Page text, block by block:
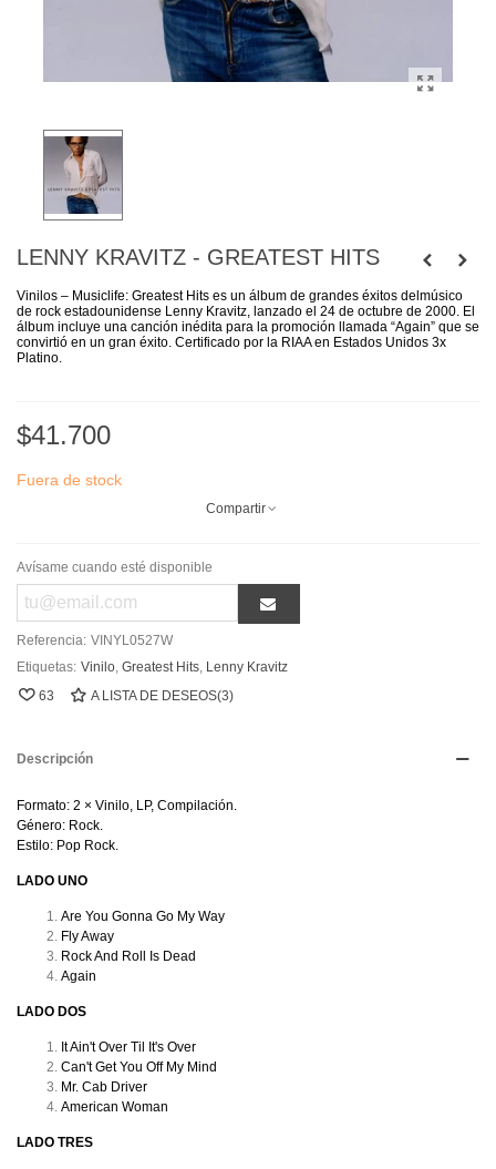
LENNY KRAVITZ - GREATEST HITS
Vinilos – Musiclife: Greatest Hits es un álbum de grandes éxitos delmúsico
de rock estadounidense Lenny Kravitz, lanzado el 24 de octubre de 2000. El
álbum incluye una canción inédita para la promoción llamada “Again” que se
convirtió en un gran éxito. Certificado por la RIAA en Estados Unidos 3x
Platino.
$41.700
Fuera de stock
Compartir
Avísame cuando esté disponible
Referencia: VINYL0527W
Etiquetas: Vinilo, Greatest Hits, Lenny Kravitz
63
A LISTA DE DESEOS(3)
Descripción
Formato: 2 × Vinilo, LP, Compilación.
Género: Rock.
Estilo: Pop Rock.
LADO UNO
Are You Gonna Go My Way
Fly Away
Rock And Roll Is Dead
Again
LADO DOS
It Ain't Over Til It's Over
Can't Get You Off My Mind
Mr. Cab Driver
American Woman
LADO TRES